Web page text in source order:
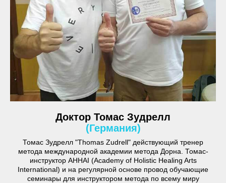
Доктор Томас Зудрелл
(Германия)
Томас Зудрелл "Thomas Zudrell" действующий тренер
метода международной академии метода Дорна. Томас-
инструктор AHHAI (Academy of Holistic Healing Arts
International) и на регулярной основе провод обучающие
семинары для инструктором метода по всему миру